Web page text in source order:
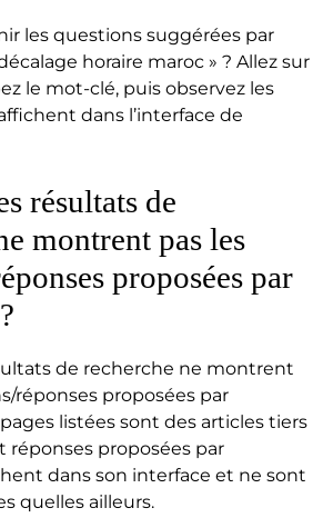
les questions suggérées par
horaire maroc » ? Allez sur
le mot-clé, puis observez les
dans l’interface de
résultats de
montrent pas les
proposées par
de recherche ne montrent
réponses proposées par
listées sont des articles tiers
réponses proposées par
dans son interface et ne sont
quelles ailleurs.